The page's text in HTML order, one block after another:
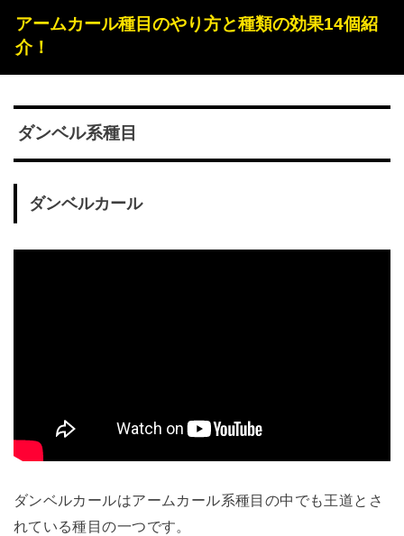
アームカール種目のやり方と種類の効果14個紹
介！
ダンベル系種目
ダンベルカール
ダンベルカールはアームカール系種目の中でも王道とさ
れている種目の一つです。